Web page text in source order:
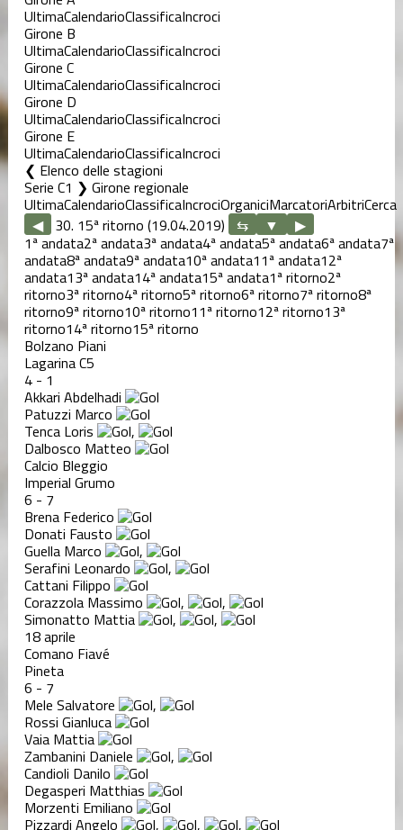
UltimaCalendarioClassificaIncroci
Girone B
UltimaCalendarioClassificaIncroci
Girone C
UltimaCalendarioClassificaIncroci
Girone D
UltimaCalendarioClassificaIncroci
Girone E
UltimaCalendarioClassificaIncroci
Elenco delle stagioni
Serie C1 ❯ Girone regionale
UltimaCalendarioClassificaIncrociOrganiciMarcatoriArbitriCerca
◀ 30. 15ª ritorno (19.04.2019)
▶
1ª andata2ª andata3ª andata4ª andata5ª andata6ª andata7ª
andata8ª andata9ª andata10ª andata11ª andata12ª
andata13ª andata14ª andata15ª andata1ª ritorno2ª
ritorno3ª ritorno4ª ritorno5ª ritorno6ª ritorno7ª ritorno8ª
ritorno9ª ritorno10ª ritorno11ª ritorno12ª ritorno13ª
ritorno14ª ritorno15ª ritorno
Bolzano Piani
Lagarina C5
4- 1
Akkari Abdelhadi
Patuzzi Marco
Tenca Loris ,
Dalbosco Matteo
Calcio Bleggio
Imperial Grumo
6 - 7
Brena Federico
Donati Fausto
Guella Marco ,
Serafini Leonardo ,
Cattani Filippo
Corazzola Massimo , ,
Simonatto Mattia , ,
18 aprile
Comano Fiavé
Pineta
6 - 7
Mele Salvatore ,
Rossi Gianluca
Vaia Mattia
Zambanini Daniele ,
Candioli Danilo
Degasperi Matthias
Morzenti Emiliano
Pizzardi Angelo , , ,